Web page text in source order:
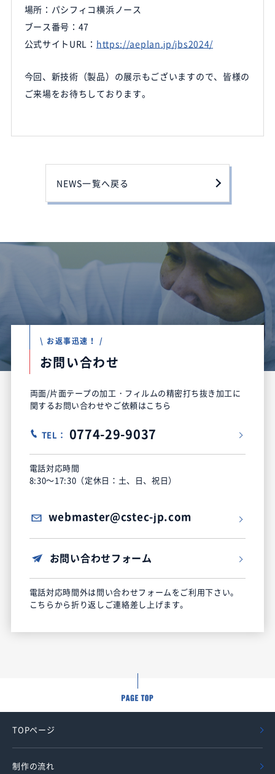
場所：パシフィコ横浜ノース
ブース番号：47
公式サイトURL： https://aeplan.jp/jbs2024/
今回、新技術（製品）の展示もございますので、皆様の
ご来場をお待ちしております。
NEWS一覧へ戻る
\ お返事迅速！ /
お問い合わせ
両面/片面テープの加工・フィルムの精密打ち抜き加工に
関するお問い合わせやご依頼はこちら
TEL： 0774-29-9037
電話対応時間
8:30～17:30（定休日：土、日、祝日）
webmaster@cstec-jp.com
お問い合わせフォーム
電話対応時間外は問い合わせフォームをご利用下さい。
こちらから折り返しご連絡差し上げます。
TOPページ
制作の流れ